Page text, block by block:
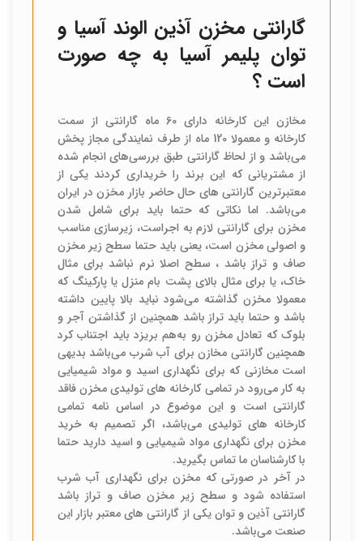
گارانتی مخزن آذین الوند آسیا و
توان پلیمر آسیا به چه صورت
است ؟
مخازن این کارخانه دارای 60 ماه گارانتی از سمت
کارخانه و معمولا 120 ماه از طرف نمایندگی مجاز پخش
می‌باشد و از لحاظ گارانتی طبق بررسی‌های انجام شده
از مشتریانی که این برند را خریداری کردند یکی از
معتبرترین گارانتی های حال حاضر بازار مخزن در ایران
می‌باشد. اما نکاتی که حتما باید برای شامل شدن
مخزن برای گارانتی لازم به اجراست، زیرسازی مناسب
و اصولی مخزن است، یعنی باید حتما سطح زیر مخزن
صاف و تراز باشد ، سطح اصلا نرم نباشد برای مثال
خاک، یا برای مثال بالای پشت بام منزل یا پارکینگ که
معمولا مخزن گذاشته می‌شود نباید بالا پایین داشته
باشد و حتما باید تراز باشد همچنین از گذاشتن آجر و
بلوک که تعادل مخزن رو به‌هم بریزد باید اجتناب کرد
همچنین گارانتی مخازن برای آب شرب می‌باشد بدیهی
است مخازنی که برای نگهداری اسید و مواد شیمیایی
به کار می‌رود در تمامی کارخانه های تولیدی مخزن فاقد
گارانتی است و این موضوع در اساس نامه تمامی
کارخانه های تولیدی می‌باشد، اگر تصمیم به خرید
مخزن برای نگهداری مواد شیمیایی و اسید دارید حتما
با کارشناسان ما تماس بگیرید.
در آخر در صورتی که مخزن برای نگهداری آب شرب
استفاده شود و سطح زیر مخزن صاف و تراز باشد
گارانتی آذین و توان یکی از گارانتی های معتبر بازار این
صنعت می‌باشد.